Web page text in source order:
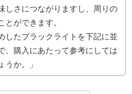
しさにつながりますし、周りの
とができます。
したブラックライトを下記に並
、購入にあたって参考にしては
うか。」